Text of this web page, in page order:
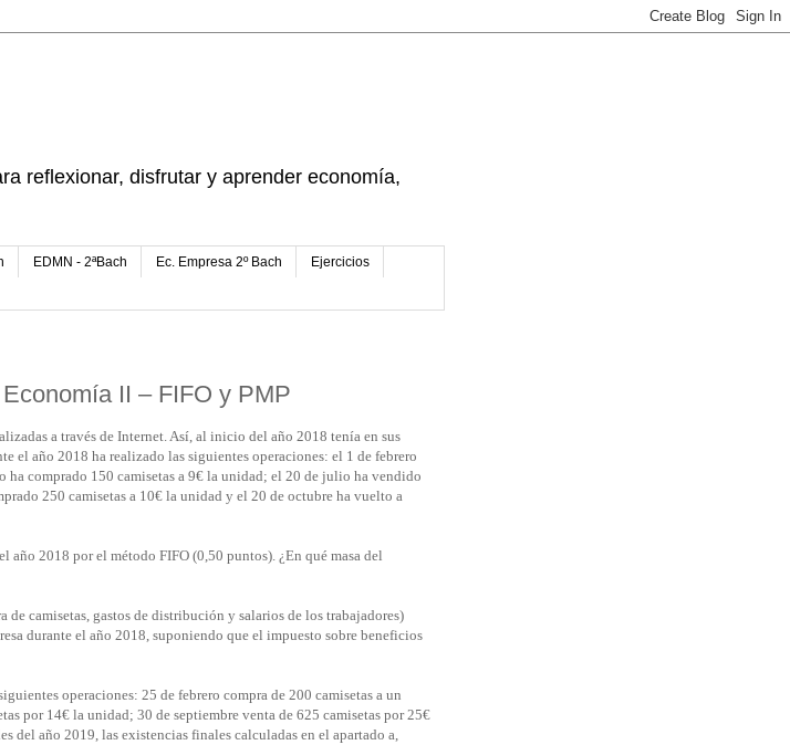
reflexionar, disfrutar y aprender economía,
EDMN - 2ªBach Ec. Empresa 2º Bach Ejercicios
II – FIFO y PMP
a través de Internet. Así, al inicio del año 2018 tenía en sus
el año 2018 ha realizado las siguientes operaciones: el 1 de febrero
ha comprado 150 camisetas a 9€ la unidad; el 20 de julio ha vendido
250 camisetas a 10€ la unidad y el 20 de octubre ha vuelto a
año 2018 por el método FIFO (0,50 puntos). ¿En qué masa del
camisetas, gastos de distribución y salarios de los trabajadores)
durante el año 2018, suponiendo que el impuesto sobre beneficios
operaciones: 25 de febrero compra de 200 camisetas a un
por 14€ la unidad; 30 de septiembre venta de 625 camisetas por 25€
del año 2019, las existencias finales calculadas en el apartado a,